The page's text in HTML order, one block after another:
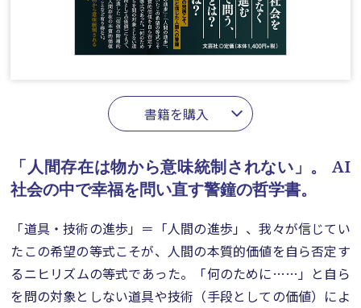
書籍を購入
「人間存在は物から意味統制されない」。
AI
社会の中で幸福を問い直す警鐘の哲学書。
「道具・技術の進歩」＝「人間の進歩」、我々が信じてい
たこの希望の等式こそが、人間の本質的価値を自ら否定す
るニヒリズムの等式であった。「何のために……」と自ら
を問の対象としない道具や技術（手段としての価値）によ